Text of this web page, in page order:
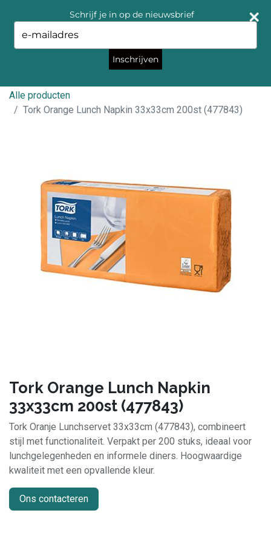
Alle producten
Tork Orange Lunch Napkin 33x33cm 200st (477843)
Tork Orange Lunch Napkin
33x33cm 200st (477843)
Tork Oranje Lunchservet 33x33cm (477843), combineert
stijl met functionaliteit. Verpakt per 200 stuks, ideaal voor
lunchgelegenheden en informele diners. Hoogwaardige
kwaliteit met een opvallende kleur.
Ons contacteren
Schrijf je in op de nieuwsbrief
your
email
Inschrijven